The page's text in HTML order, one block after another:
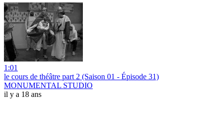
1:01
le cours de théâtre part 2 (Saison 01 - Épisode 31)
MONUMENTAL STUDIO
il y a 18 ans